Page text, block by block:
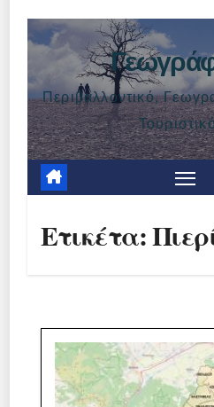
Περιβαλλοντικό,
Ετικέτα: